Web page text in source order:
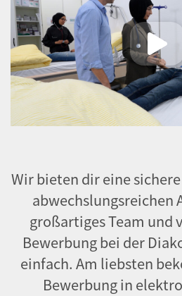
Wir bieten dir eine
abwechslungsreichen
großartiges Team und
Bewerbung bei der
einfach. Am liebsten
Bewerbung in